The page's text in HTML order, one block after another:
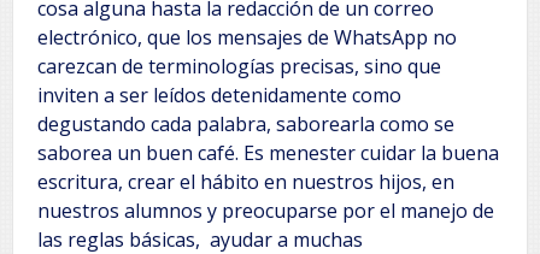
cosa alguna hasta la redacción de un correo
electrónico, que los mensajes de WhatsApp no
carezcan de terminologías precisas, sino que
inviten a ser leídos detenidamente como
degustando cada palabra, saborearla como se
saborea un buen café. Es menester cuidar la buena
escritura, crear el hábito en nuestros hijos, en
nuestros alumnos y preocuparse por el manejo de
las reglas básicas, ayudar a muchas